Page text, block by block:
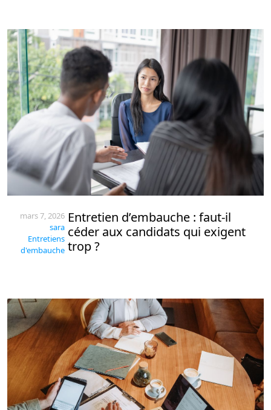
mars 7, 2026
sara
Entretiens
d'embauche
Entretien d’embauche : faut-il
céder aux candidats qui exigent
trop ?